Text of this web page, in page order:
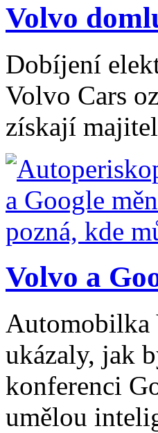
Volvo
Dobíjení
Volvo Cars
získají
Volvo a
Automobilka
ukázaly, jak
konferenci
umělou